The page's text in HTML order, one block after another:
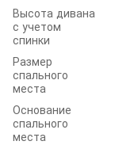
Высота дивана
с учетом
спинки
Размер
спального
места
Основание
спального
места